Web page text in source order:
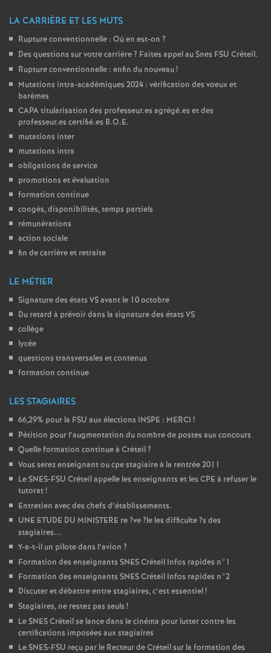
n
s
T
LA CARRIÈRE ET LES MUTS
Rupture conventionnelle : Où en est-on ?
Des questions sur votre carrière? Faites appel au Snes FSU Créteil.
Rupture conventionnelle : enfin du nouveau!
Mutations intra-académiques 2024 : vérification des voeux et
barèmes
CAPAtitularisation des professeur.es agrégé.es et des
professeur.es certifié.es B.O.E.
mutations inter
mutations intra
obligations de service
promotions et évaluation
formation continue
congés, disponibilités, temps partiels
rémunérations
action sociale
fin de carrière et retraite
LE MÉTIER
Signature des états VSavant le 10 octobre
Du retard à prévoir dans la signature des états VS
collège
lycée
questions transversales et contenus
formation continue
LES STAGIAIRES
66,29% pour la FSU aux élections INSPE : MERCI !
Pétition pour l’augmentation du nombre de postes aux concours
Quelle formation continue à Créteil?
Vous serez enseignant ou cpe stagiaire à la rentrée 2011
LeSNES-FSU Créteil appelle les enseignants et les CPE à refuser le
tutorat!
Entretien avec des chefs d’établissements.
UNE ETUDE DU MINISTERE re?ve?le les difficulte?s des
stagiaires...
Y-a-t-il un pilote dans l’avion ?
Formation des enseignants SNESCréteil Infos rapides n°1
Formation des enseignants SNESCréteil Infos rapides n°2
Discuter et débattre entre stagiaires, c’est essentiel!
Stagiaires, ne restez pas seuls !
LeSNESCréteil se lance dans le cinéma pour lutter contre les
certifications imposées aux stagiaires
LeSNES-FSU reçu par le Recteur de Créteil sur la formation des